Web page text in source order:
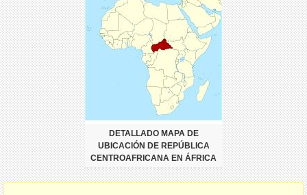
DETALLADO MAPA DE
UBICACIÓN DE REPÚBLICA
CENTROAFRICANA EN ÁFRICA